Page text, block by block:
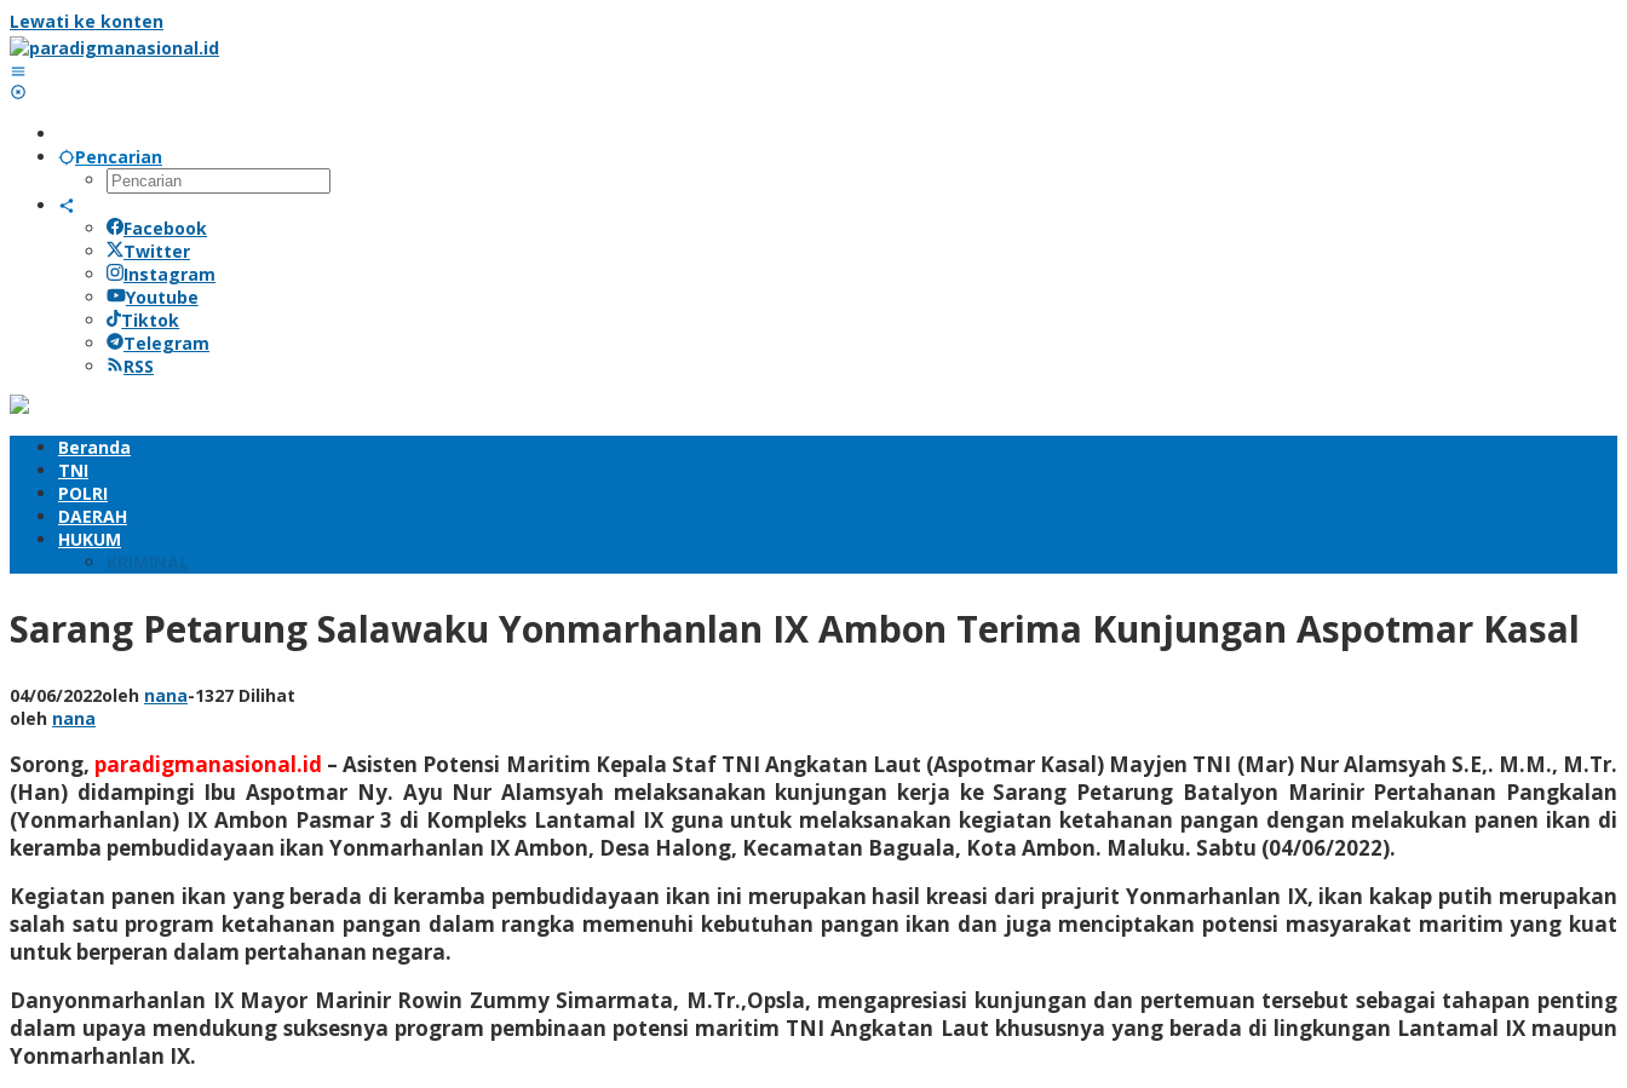
Lewati ke konten
Pencarian
Facebook
Twitter
Instagram
Youtube
Tiktok
Telegram
RSS
Beranda
TNI
POLRI
DAERAH
HUKUM
KRIMINAL
Sarang Petarung Salawaku Yonmarhanlan IX Ambon Terima Kunjungan Aspotmar Kasal
04/06/2022oleh nana-1327 Dilihat
oleh nana
Sorong, paradigmanasional.id – Asisten Potensi Maritim Kepala Staf TNI Angkatan Laut (Aspotmar Kasal) Mayjen TNI (Mar) Nur Alamsyah S.E,. M.M., M.Tr.
(Han) didampingi Ibu Aspotmar Ny. Ayu Nur Alamsyah melaksanakan kunjungan kerja ke Sarang Petarung Batalyon Marinir Pertahanan Pangkalan
(Yonmarhanlan) IX Ambon Pasmar 3 di Kompleks Lantamal IX guna untuk melaksanakan kegiatan ketahanan pangan dengan melakukan panen ikan di
keramba pembudidayaan ikan Yonmarhanlan IX Ambon, Desa Halong, Kecamatan Baguala, Kota Ambon. Maluku. Sabtu (04/06/2022).
Kegiatan panen ikan yang berada di keramba pembudidayaan ikan ini merupakan hasil kreasi dari prajurit Yonmarhanlan IX, ikan kakap putih merupakan
salah satu program ketahanan pangan dalam rangka memenuhi kebutuhan pangan ikan dan juga menciptakan potensi masyarakat maritim yang kuat
untuk berperan dalam pertahanan negara.
Danyonmarhanlan IX Mayor Marinir Rowin Zummy Simarmata, M.Tr.,Opsla, mengapresiasi kunjungan dan pertemuan tersebut sebagai tahapan penting
dalam upaya mendukung suksesnya program pembinaan potensi maritim TNI Angkatan Laut khususnya yang berada di lingkungan Lantamal IX maupun
Yonmarhanlan IX.